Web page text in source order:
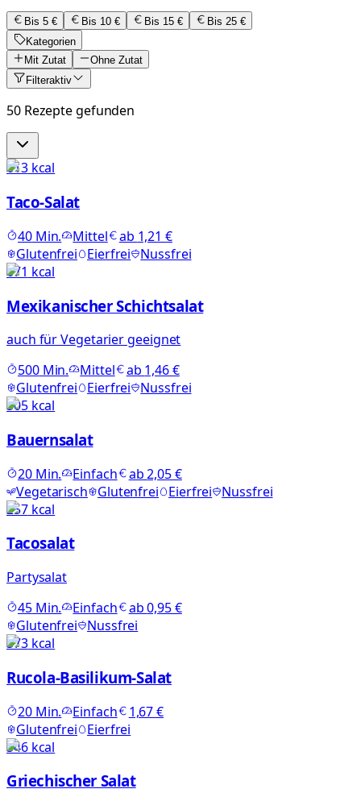
Bis 5 € Bis 10 € Bis 15 €
Bis 25 €
Kategorien
Mit Zutat
Ohne Zutat
Filteraktiv
50 Rezepte gefunden
613kcal
Taco-Salat
40Min. Mittel ab 1,21 €
Glutenfrei
Eierfrei
Nussfrei
671 kcal
Mexikanischer Schichtsalat
auch für Vegetarier geeignet
500Min. Mittel ab 1,46 €
Glutenfrei
Eierfrei
Nussfrei
505kcal
Bauernsalat
20Min. Einfach ab2,05 €
Vegetarisch
Glutenfrei Eierfrei
Nussfrei
257kcal
Tacosalat
Partysalat
45Min. Einfach ab0,95 €
Glutenfrei
Nussfrei
373kcal
Rucola-Basilikum-Salat
20Min. Einfach
1,67 €
Glutenfrei
Eierfrei
346kcal
Griechischer Salat